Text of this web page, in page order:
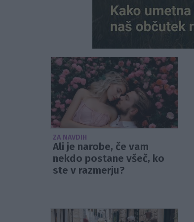
ZA NAVDIH
Ali je narobe, če vam
nekdo postane všeč, ko
ste v razmerju?